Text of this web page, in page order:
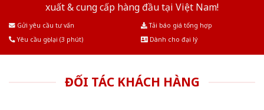
xuất & cung cấp hàng đầu tại Việt Nam!
Gửi yêu cầu tư vấn
Tải báo giá tổng hợp
Yêu cầu gọi lại (3 phút)
Dành cho đại lý
ĐỐI TÁC KHÁCH HÀNG